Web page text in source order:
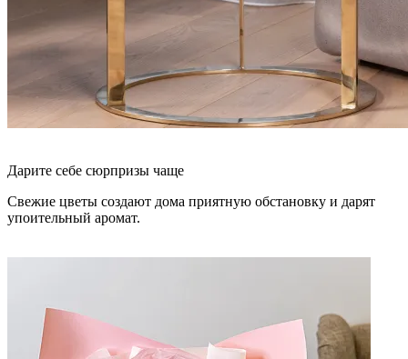
Дарите себе сюрпризы чаще
Свежие цветы создают дома приятную обстановку и дарят
упоительный аромат.